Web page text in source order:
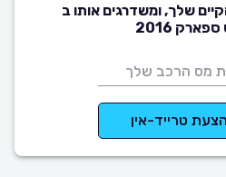
שלך, ומשדרגים אותו ב
2016
טרייד-אין